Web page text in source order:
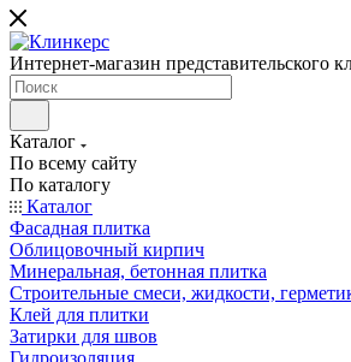
Интернет-магазин представительского
Каталог
По всему сайту
По каталогу
Каталог
Фасадная плитка
Облицовочный кирпич
Минеральная, бетонная плитка
Строительные смеси, жидкости,
Клей для плитки
Затирки для швов
Гидроизоляция